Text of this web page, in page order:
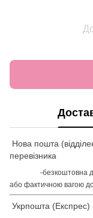
Нова пошта
перевізника
-безкоштовна
або фактичною вагою
Укрпошта (Експрес)